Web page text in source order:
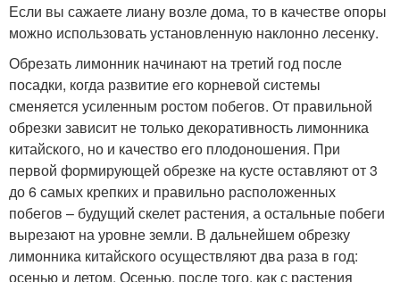
Если вы сажаете лиану возле дома, то в качестве опоры
можно использовать установленную наклонно лесенку.
Обрезать лимонник начинают на третий год после
посадки, когда развитие его корневой системы
сменяется усиленным ростом побегов. От правильной
обрезки зависит не только декоративность лимонника
китайского, но и качество его плодоношения. При
первой формирующей обрезке на кусте оставляют от 3
до 6 самых крепких и правильно расположенных
побегов – будущий скелет растения, а остальные побеги
вырезают на уровне земли. В дальнейшем обрезку
лимонника китайского осуществляют два раза в год:
осенью и летом. Осенью, после того, как с растения